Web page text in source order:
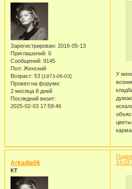
Зарегистрирован: 2016-05-13
Приглашений: 0
Сообщений: 9145
Пол: Женский
Возраст: 53 [1973-06-03]
Провел на форуме:
2 месяца 8 дней
Последний визит:
2025-02-03 17:59:46
У
Arkadia06
КТ